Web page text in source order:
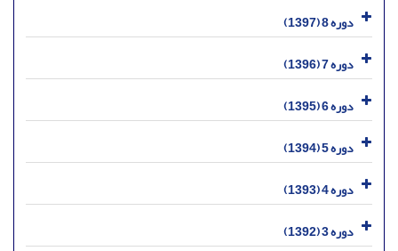
دوره 8 (1397)
دوره 7 (1396)
دوره 6 (1395)
دوره 5 (1394)
دوره 4 (1393)
دوره 3 (1392)